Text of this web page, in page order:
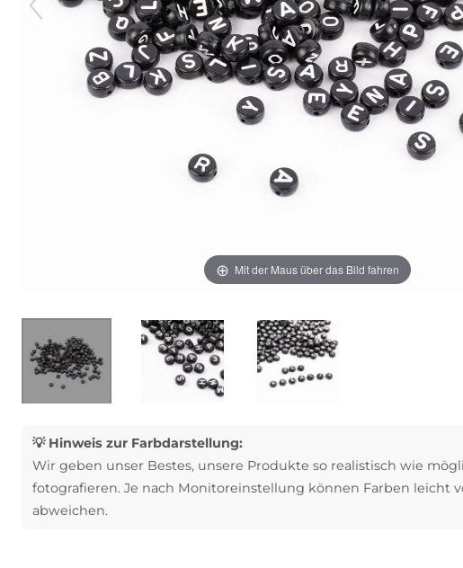
Mit der Maus über das Bild fahren
💡 Hinweis zur Farbdarstellung:
Wir geben unser Bestes, unsere Produkte so realistisch wie
fotografieren. Je nach Monitoreinstellung können Farben leicht
abweichen.